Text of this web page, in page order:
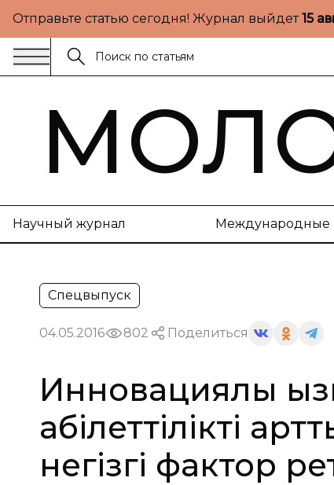
Отправьте статью сегодня! Журнал выйдет15
Научный журнал Международные
Спецвыпуск
04.05.2016 802 Поделиться
Инновациялық
қабілеттілікті
негізгі фактор